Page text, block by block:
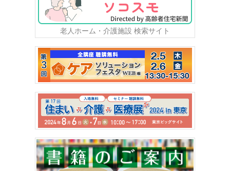
老人ホーム・介護施設 検索サイト